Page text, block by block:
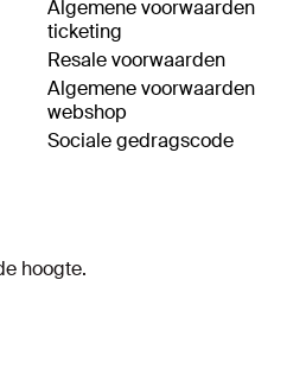
Algemene voorwaarden
ticketing
Resale voorwaarden
Algemene voorwaarden
webshop
Sociale gedragscode
hoogte.